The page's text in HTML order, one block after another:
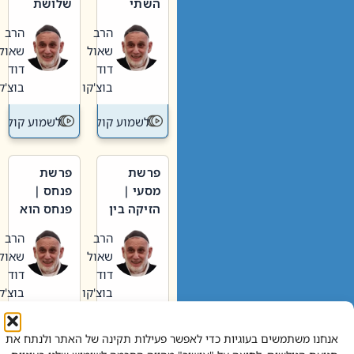
אנחנו משתמשים בעוגיות כדי לאפשר פעילות תקינה של האתר ולנתח את
וערב של
חיינו
הרב
שאול
דוד
בוצ'קו
לשמוע קול תורה – מדרש
האבות
הרב
שאול
דוד
בוצ'קו
לשמוע קול
פרשת
מסעי |
הזיקה בין
הגדול לעם הרב
שאול
דוד
בוצ'קו
לשמוע קול תורה – מדרש
פרשת
פנחס |
פנחס הוא
אליהו: בין
קנאות
הורסת
לקנאות
בונה
הרב
שאול
דוד
בוצ'קו
לשמוע קול